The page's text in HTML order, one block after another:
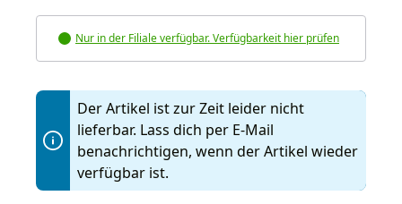
Nur in der Filiale verfügbar. Verfügbarkeit hier prüfen
Der Artikel ist zur Zeit leider nicht
lieferbar. Lass dich per E-Mail
benachrichtigen, wenn der Artikel wieder
verfügbar ist.